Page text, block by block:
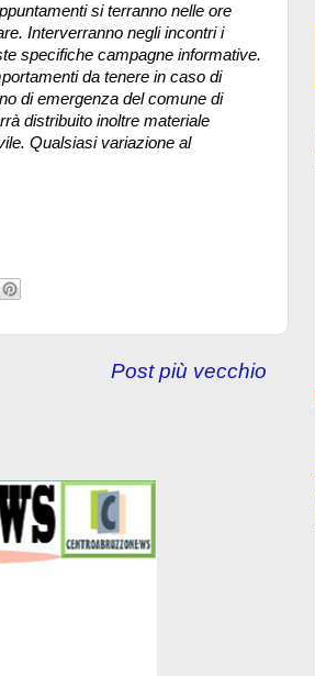
si terranno nelle ore
Interverranno negli incontri i
specifiche campagne informative.
da tenere in caso di
di emergenza del comune di
distribuito inoltre materiale
Qualsiasi variazione al
Post più vecchio